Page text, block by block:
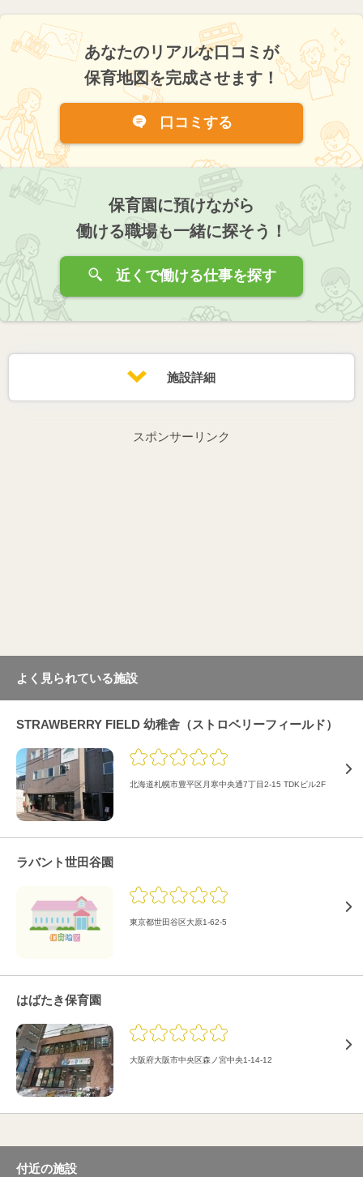
あなたのリアルな口コミが
保育地図を完成させます！
口コミする
保育園に預けながら
働ける職場も一緒に探そう！
近くで働ける仕事を探す
施設詳細
スポンサーリンク
よく見られている施設
STRAWBERRY FIELD 幼稚舎（ストロベリーフィールド）
北海道札幌市豊平区月寒中央通7丁目2-15 TDKビル2F
ラバント世田谷園
東京都世田谷区大原1-62-5
はばたき保育園
大阪府大阪市中央区森ノ宮中央1-14-12
付近の施設